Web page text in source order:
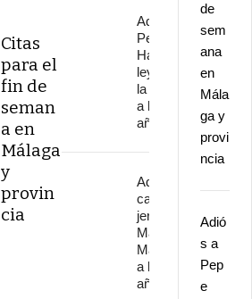
Citas
para el
fin de
seman
a en
Málaga
y
provin
cia
Adiós a
Pepe
Habichuela,
leyenda de
la guitarra,
a los 82
años
Adiós al
cantaor
jerezano
Manuel
Malena
a los 67
años
de
sem
ana
en
Mála
ga y
provi
ncia
Adió
s a
Pep
e